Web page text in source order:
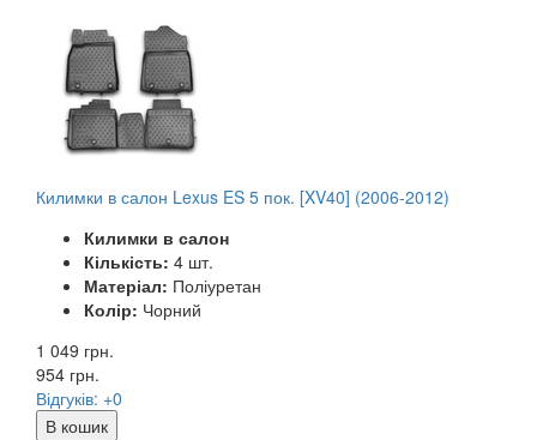
Килимки в салон Lexus ES 5 пок. [XV40] (2006-2012)
Килимки в салон
Кількість: 4 шт.
Матеріал: Поліуретан
Колір: Чорний
1 049 грн.
954 грн.
Відгуків: +0
В кошик